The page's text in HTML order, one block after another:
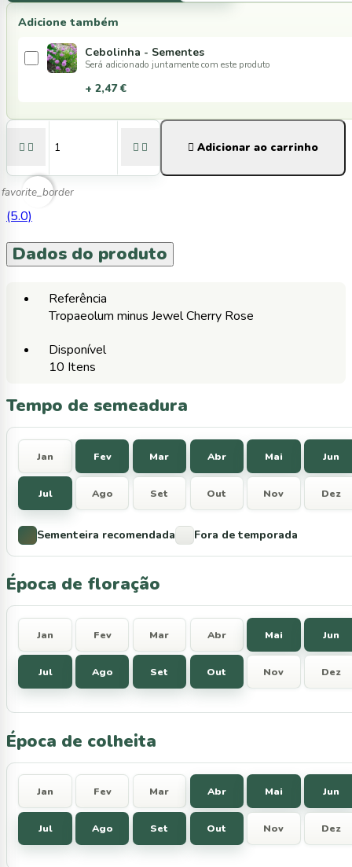
     Adicionar ao carrinho
favorite_border
Adicione também
Cebolinha - Sementes
Será adicionado juntamente com este produto
+ 2,47 €
(5.0)
Dados do produto
Referência
Tropaeolum minus Jewel Cherry Rose
Disponível
10 Itens
Tempo de semeadura
Jan Fev Mar Abr Mai Jun
Jul Ago Set Out Nov Dez
Sementeira recomendada Fora de temporada
Época de floração
Jan Fev Mar Abr Mai Jun
Jul Ago Set Out Nov Dez
Época de colheita
Jan Fev Mar Abr Mai Jun
Jul Ago Set Out Nov Dez